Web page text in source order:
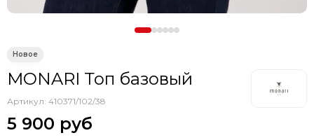
MONARI Топ базовый
Артикул: 410371/102/38
5 900 руб